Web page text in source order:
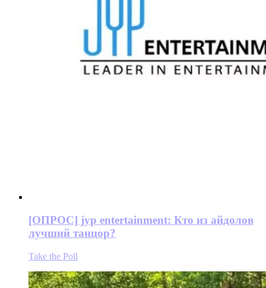
[ОПРОС] jyp entertainment: Кто из айдолов
лучший танцор?
Take the Poll